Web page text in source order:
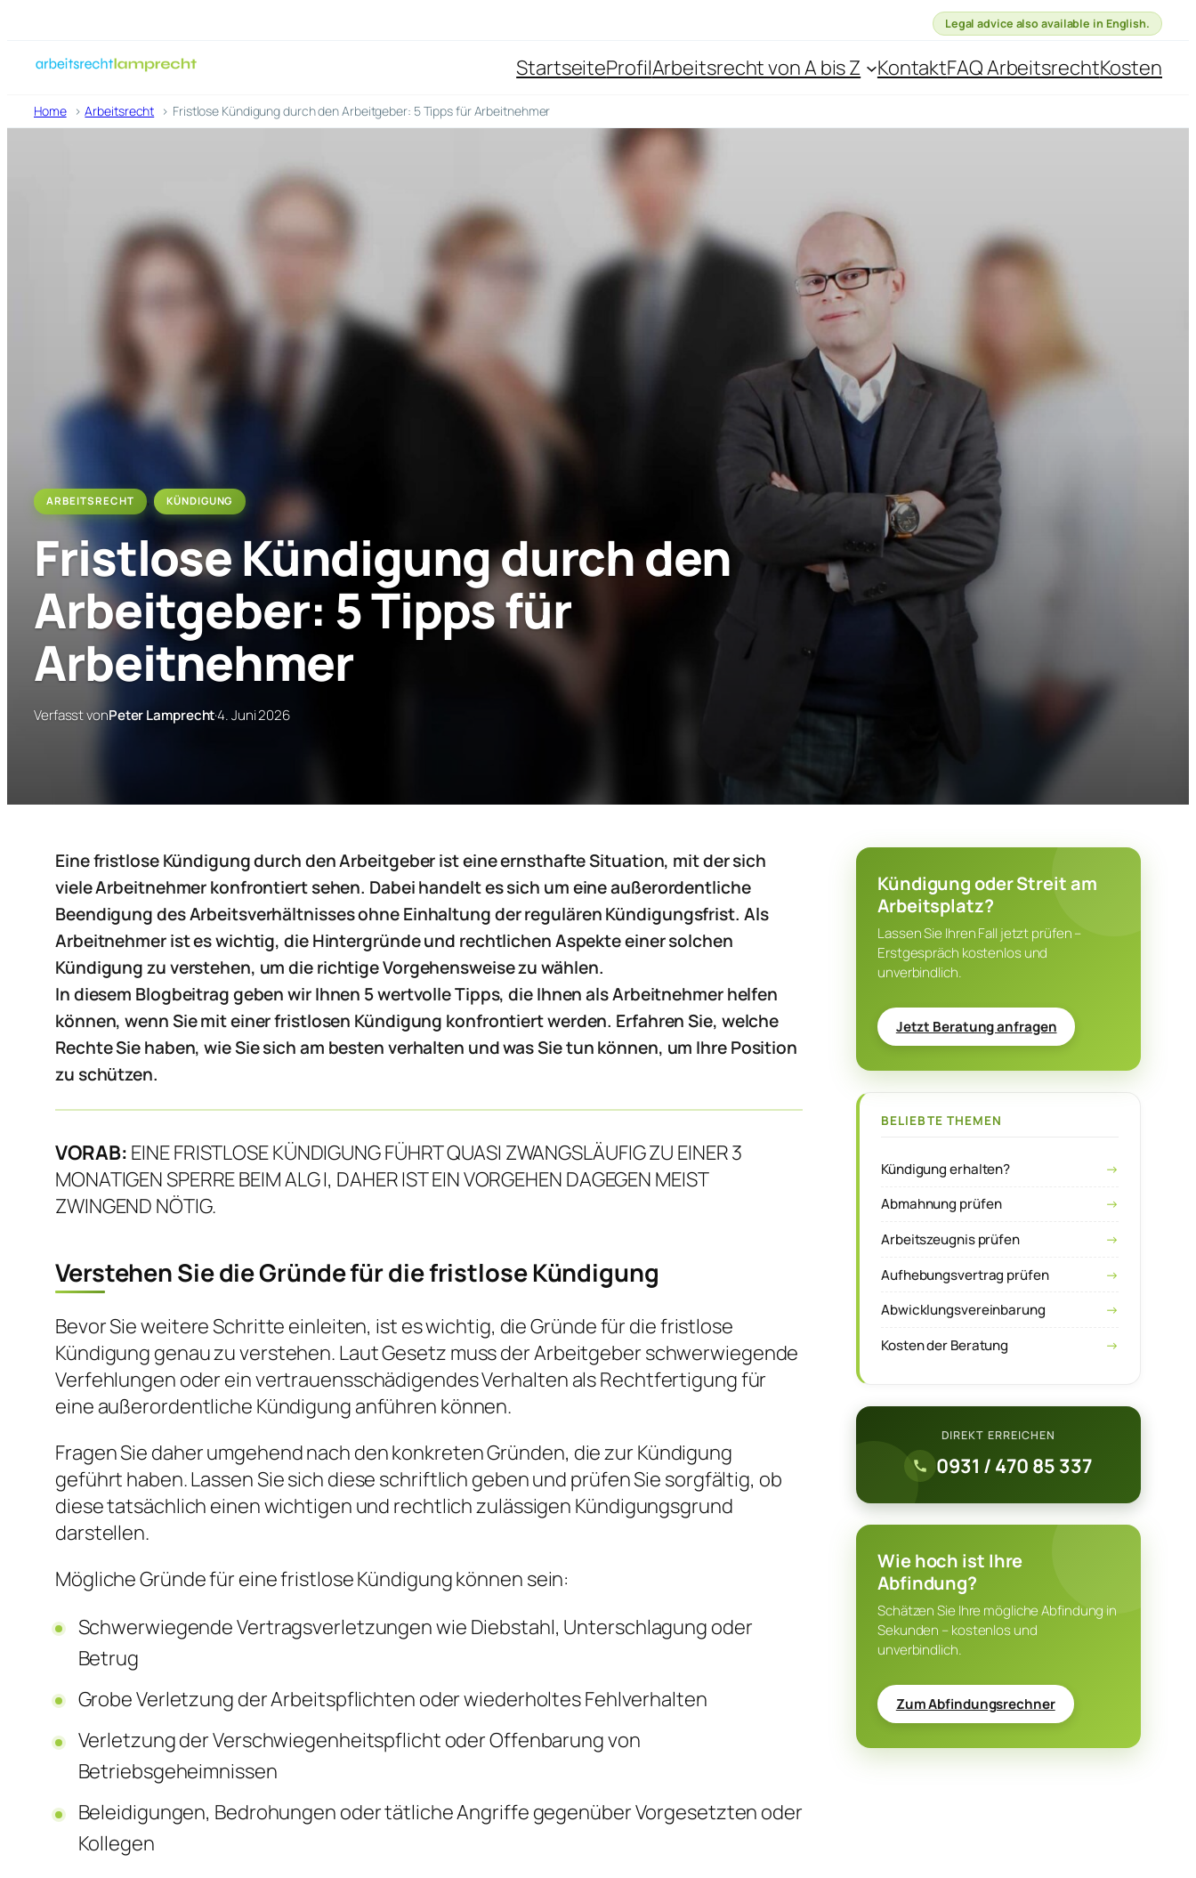
Legal advice also available in English.
Zum
springen
StartseiteProfilArbeitsrecht von A bis Z KontaktFAQ ArbeitsrechtKosten
Home Arbeitsrecht Fristlose Kündigung durch den Arbeitgeber: 5 Tipps für Arbeitnehmer
ARBEITSRECHT , KÜNDIGUNG
Fristlose Kündigung durch den
Arbeitgeber: 5 Tipps für
Arbeitnehmer
Verfasst vonPeter Lamprecht·4. Juni 2026
Eine fristlose Kündigung durch den Arbeitgeber ist eine ernsthafte Situation, mit der sich
viele Arbeitnehmer konfrontiert sehen. Dabei handelt es sich um eine außerordentliche
Beendigung des Arbeitsverhältnisses ohne Einhaltung der regulären Kündigungsfrist. Als
Arbeitnehmer ist es wichtig, die Hintergründe und rechtlichen Aspekte einer solchen
Kündigung zu verstehen, um die richtige Vorgehensweise zu wählen.
In diesem Blogbeitrag geben wir Ihnen 5 wertvolle Tipps, die Ihnen als Arbeitnehmer helfen
können, wenn Sie mit einer fristlosen Kündigung konfrontiert werden. Erfahren Sie, welche
Rechte Sie haben, wie Sie sich am besten verhalten und was Sie tun können, um Ihre Position
zu schützen.
VORAB: EINE FRISTLOSE KÜNDIGUNG FÜHRT QUASI ZWANGSLÄUFIG ZU EINER 3
MONATIGEN SPERRE BEIM ALG I, DAHER IST EIN VORGEHEN DAGEGEN MEIST
ZWINGEND NÖTIG.
Verstehen Sie die Gründe für die fristlose Kündigung
Bevor Sie weitere Schritte einleiten, ist es wichtig, die Gründe für die fristlose
Kündigung genau zu verstehen. Laut Gesetz muss der Arbeitgeber schwerwiegende
Verfehlungen oder ein vertrauensschädigendes Verhalten als Rechtfertigung für
eine außerordentliche Kündigung anführen können.
Fragen Sie daher umgehend nach den konkreten Gründen, die zur Kündigung
geführt haben. Lassen Sie sich diese schriftlich geben und prüfen Sie sorgfältig, ob
diese tatsächlich einen wichtigen und rechtlich zulässigen Kündigungsgrund
darstellen.
Mögliche Gründe für eine fristlose Kündigung können sein:
Schwerwiegende Vertragsverletzungen wie Diebstahl, Unterschlagung oder
Betrug
Grobe Verletzung der Arbeitspflichten oder wiederholtes Fehlverhalten
Verletzung der Verschwiegenheitspflicht oder Offenbarung von
Betriebsgeheimnissen
Beleidigungen, Bedrohungen oder tätliche Angriffe gegenüber Vorgesetzten oder
Kollegen
Kündigung oder Streit am
Arbeitsplatz?
Lassen Sie Ihren Fall jetzt prüfen –
Erstgespräch kostenlos und
unverbindlich.
Jetzt Beratung anfragen
BELIEBTE THEMEN
Kündigung erhalten?
Abmahnung prüfen
Arbeitszeugnis prüfen
Aufhebungsvertrag prüfen
Abwicklungsvereinbarung
Kosten der Beratung
DIREKT ERREICHEN
0931 / 470 85 337
Wie hoch ist Ihre
Abfindung?
Schätzen Sie Ihre mögliche Abfindung in
Sekunden – kostenlos und
unverbindlich.
Zum Abfindungsrechner